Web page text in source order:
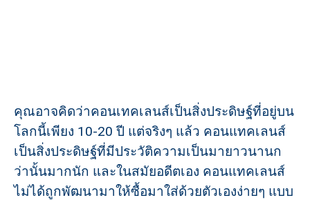
คุณอาจคิดว่าคอนเทคเลนส์เป็นสิ่งประดิษฐ์ที่อยู่บน
โลกนี้เพียง 10-20 ปี แต่จริงๆ แล้ว คอนแทคเลนส์
เป็นสิ่งประดิษฐ์ที่มีประวัติความเป็นมายาวนานก
ว่านั้นมากนัก และในสมัยอดีตเอง คอนแทคเลนส์
ไม่ได้ถูกพัฒนามาให้ซื้อมาใส่ด้วยตัวเองง่ายๆ แบบ